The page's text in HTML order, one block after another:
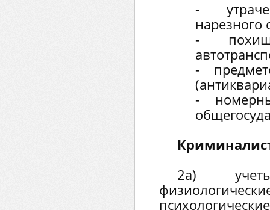
-
нарезного
-
-
-
2а)